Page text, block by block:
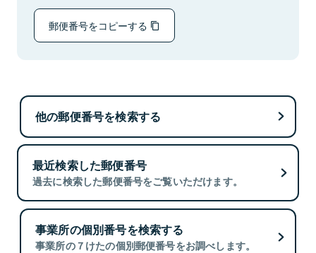
郵便番号をコピーする
他の郵便番号を検索する
最近検索した郵便番号
過去に検索した郵便番号をご覧いただけます。
事業所の個別番号を検索する
事業所の７けたの個別郵便番号をお調べします。